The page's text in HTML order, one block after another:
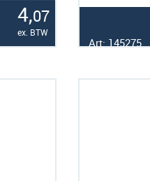
4,07
ex. BTW
Art: 145275